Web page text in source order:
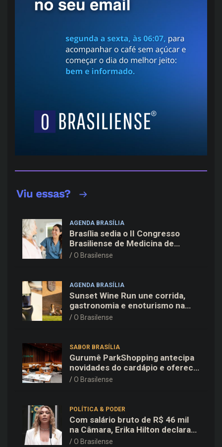
AGENDA BRASÍLIA
Brasília sedia o II Congresso
Brasiliense de Medicina de
Família e Comunidade na Fiocruz
O Brasilense
AGENDA BRASÍLIA
Sunset Wine Run une corrida,
gastronomia e enoturismo na
Vinícola Brasília
O Brasilense
SABOR BRASÍLIA
Gurumê ParkShopping antecipa
novidades do cardápio e oferece
25% de desconto no delivery
O Brasilense
POLÍTICA & PODER
Com salário bruto de R$ 46 mil
na Câmara, Erika Hilton declara
patrimônio de R$ 15,9 mil ao TSE
O Brasilense